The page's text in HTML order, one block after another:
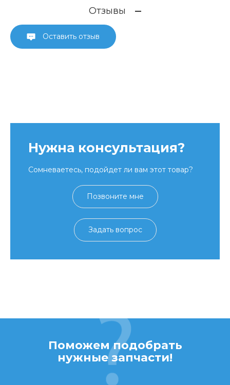
Отзывы
Оставить отзыв
Нужна консультация?
Сомневаетесь, подойдет ли вам этот товар?
Позвоните мне
Задать вопрос
Поможем подобрать
нужные запчасти!